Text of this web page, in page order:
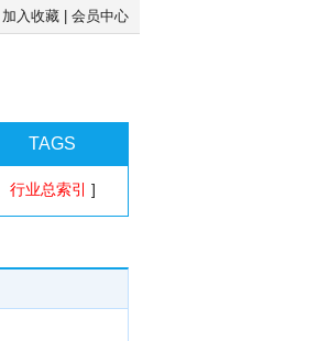
加入收藏 会员中心
TAGS
行业总索引 ]